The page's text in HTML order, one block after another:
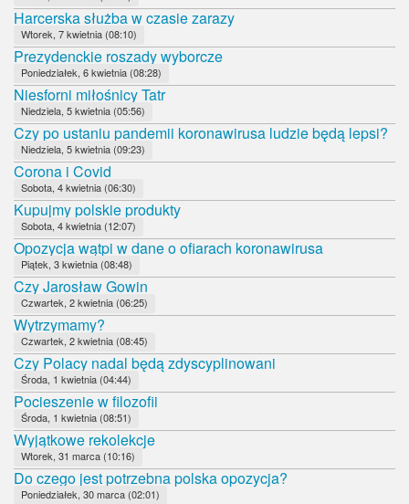
Harcerska służba w czasie zarazy
Wtorek, 7 kwietnia (08:10)
Prezydenckie roszady wyborcze
Poniedziałek, 6 kwietnia (08:28)
Niesforni miłośnicy Tatr
Niedziela, 5 kwietnia (05:56)
Czy po ustaniu pandemii koronawirusa ludzie będą lepsi?
Niedziela, 5 kwietnia (09:23)
Corona i Covid
Sobota, 4 kwietnia (06:30)
Kupujmy polskie produkty
Sobota, 4 kwietnia (12:07)
Opozycja wątpi w dane o ofiarach koronawirusa
Piątek, 3 kwietnia (08:48)
Czy Jarosław Gowin
Czwartek, 2 kwietnia (06:25)
Wytrzymamy?
Czwartek, 2 kwietnia (08:45)
Czy Polacy nadal będą zdyscyplinowani
Środa, 1 kwietnia (04:44)
Pocieszenie w filozofii
Środa, 1 kwietnia (08:51)
Wyjątkowe rekolekcje
Wtorek, 31 marca (10:16)
Do czego jest potrzebna polska opozycja?
Poniedziałek, 30 marca (02:01)